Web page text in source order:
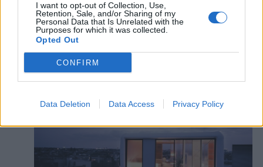
I want to opt-out of Collection, Use,
Retention, Sale, and/or Sharing of my
Personal Data that Is Unrelated with the
Purposes for which it was collected.
Opted Out
CONFIRM
Data Deletion Data Access Privacy Policy
Dom LoftCube od architekta Wernera Aisslingera.
Skvelá práca!